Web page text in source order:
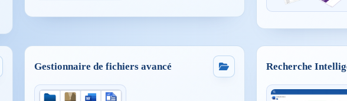
Gestionnaire de fichiers avancé Recherche